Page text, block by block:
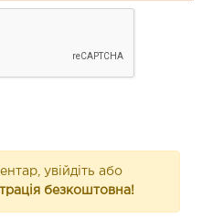
увійдіть або
безкоштовна!